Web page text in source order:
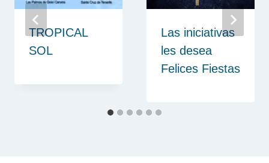
TROPICAL
SOL
Las iniciativas
les desea
Felices Fiestas